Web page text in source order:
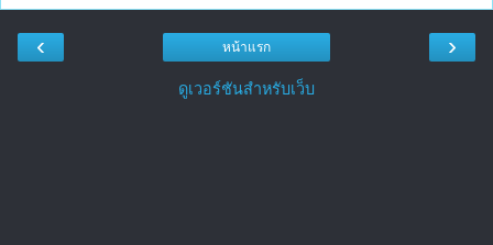
‹ ›
หน้าแรก
ดูเวอร์ชันสำหรับเว็บ